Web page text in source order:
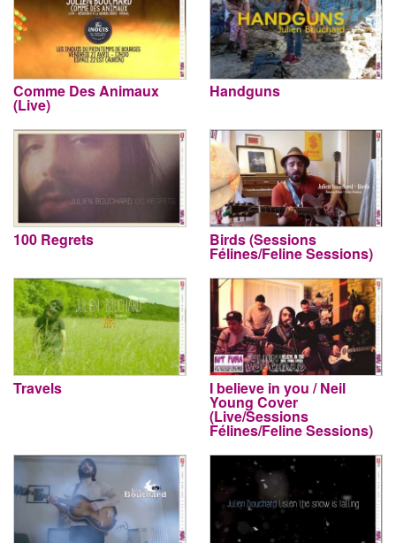
Comme Des Animaux
(Live)
Handguns
100 Regrets Birds (Sessions
Félines/Feline Sessions)
Travels I believe in you / Neil
Young Cover
(Live/Sessions
Félines/Feline Sessions)